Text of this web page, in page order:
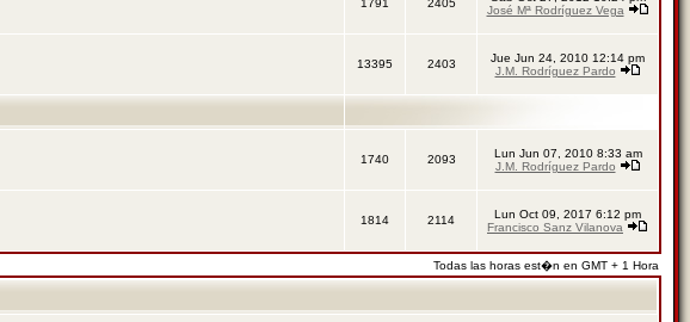
1791 2405
José Mª Rodríguez Vega
13395 2403
Jue Jun 24, 2010 12:14 pm
J.M. Rodríguez Pardo
1740 2093
Lun Jun 07, 2010 8:33 am
J.M. Rodríguez Pardo
1814 2114
Lun Oct 09, 2017 6:12 pm
Francisco Sanz Vilanova
Todas las horas est�n en GMT + 1 Hora